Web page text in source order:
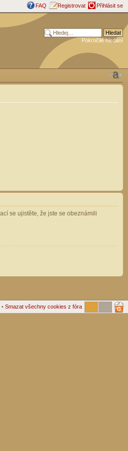
FAQ Registrovat Přihlásit se
Pokročilé hledání
se ujistěte, že jste se obeznámili
Smazat všechny cookies z fóra